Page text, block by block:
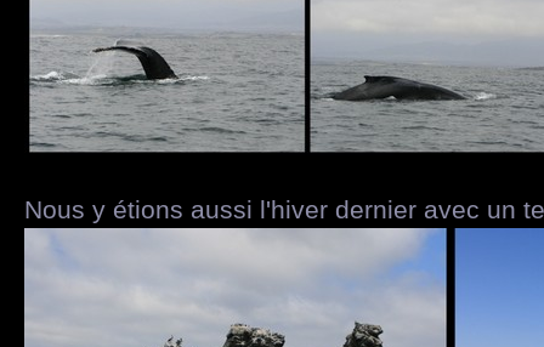
Nous y étions aussi l'hiver dernier avec un